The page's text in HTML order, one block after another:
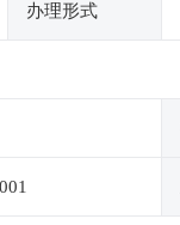
办理形式